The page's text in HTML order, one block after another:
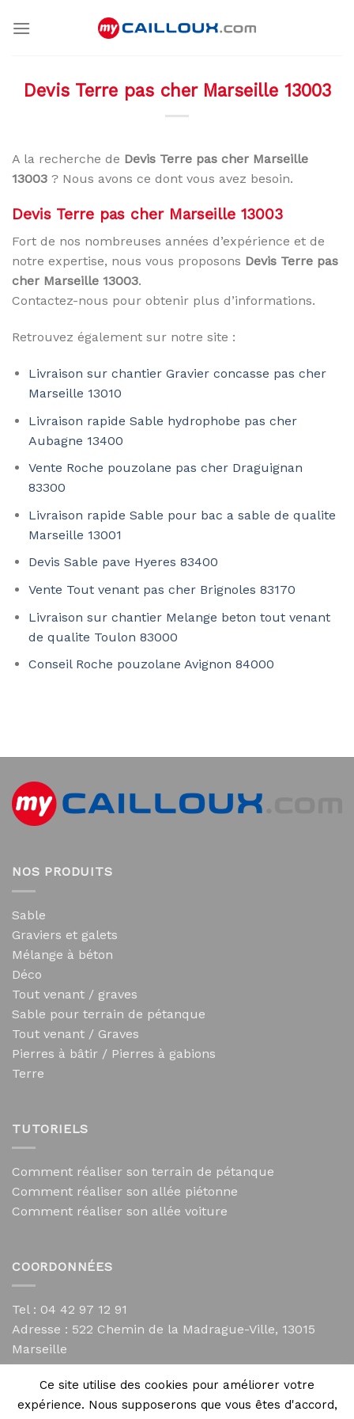
Devis Terre pas cher Marseille 13003
A la recherche de Devis Terre pas cher Marseille
13003 ? Nous avons ce dont vous avez besoin.
Devis Terre pas cher Marseille 13003
Fort de nos nombreuses années d’expérience et de
notre expertise, nous vous proposons Devis Terre pas
cher Marseille 13003.
Contactez-nous pour obtenir plus d’informations.
Retrouvez également sur notre site :
Livraison sur chantier Gravier concasse pas cher
Marseille 13010
Livraison rapide Sable hydrophobe pas cher
Aubagne 13400
Vente Roche pouzolane pas cher Draguignan
83300
Livraison rapide Sable pour bac a sable de qualite
Marseille 13001
Devis Sable pave Hyeres 83400
Vente Tout venant pas cher Brignoles 83170
Livraison sur chantier Melange beton tout venant
de qualite Toulon 83000
Conseil Roche pouzolane Avignon 84000
NOS PRODUITS
Sable
Graviers et galets
Mélange à béton
Déco
Tout venant / graves
Sable pour terrain de pétanque
Tout venant / Graves
Pierres à bâtir / Pierres à gabions
Terre
TUTORIELS
Comment réaliser son terrain de pétanque
Comment réaliser son allée piétonne
Comment réaliser son allée voiture
COORDONNÉES
Tel : 04 42 97 12 91
Adresse : 522 Chemin de la Madrague-Ville, 13015
Marseille
contact@mycailloux.com
Mentions légales
Ce site utilise des cookies pour améliorer votre
expérience. Nous supposerons que vous êtes d'accord,